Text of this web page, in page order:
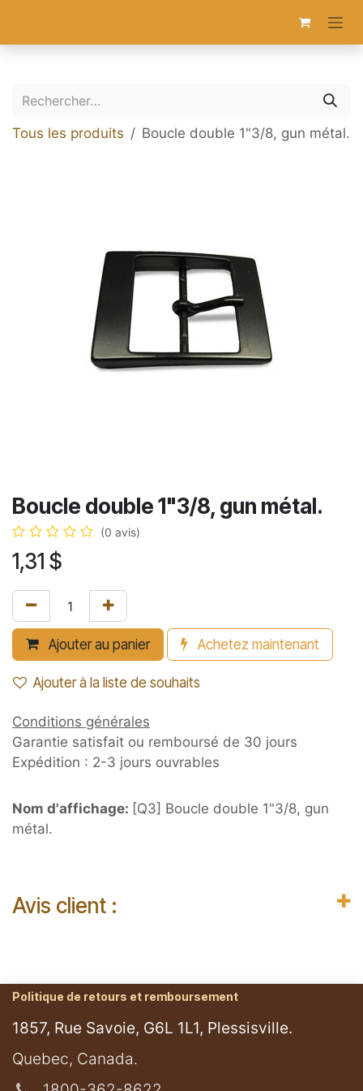
Tous les produits Boucle double 1"3/8, gun métal.
Boucle double 1"3/8, gun métal.
(0 avis)
1,31 $
Ajouter au panier Achetez maintenant
Ajouter à la liste de souhaits
Conditions générales
Garantie satisfait ou remboursé de 30 jours
Expédition : 2-3 jours ouvrables
Nom d'affichage: [Q3] Boucle double 1"3/8, gun
métal.
Avis client :
Politique de retours et remboursement
1857, Rue Savoie, G6L 1L1, Plessisville.
​Quebec, Canada.